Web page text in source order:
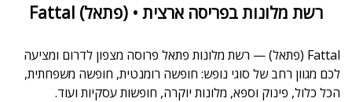
Fattal (פתאל) • רשת מלונות בפריסה ארצית
Fattal (פתאל) — רשת מלונות פתאל פרוסה מצפון לדרום ומציעה
לכם מגוון רחב של סוגי נופש: חופשה רומנטית, חופשה משפחתית,
הכל כלול, פינוק וספא, מלונות יוקרה, חופשות עסקיות ועוד.